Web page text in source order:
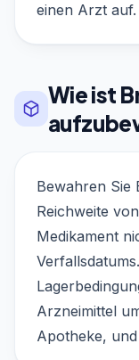
einen Arzt auf.
Wie ist
Bewahren Sie
Reichweite
Medikament
Arzneimittel
Apotheke,